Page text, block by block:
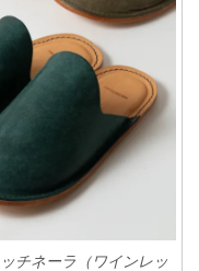
チネーラ（ワインレッ